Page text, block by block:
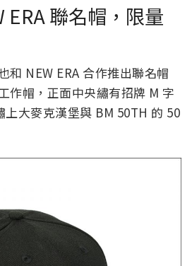
ERA 聯名帽，限量
和 NEW ERA 合作推出聯名帽
作帽，正面中央繡有招牌 M 字
大麥克漢堡與 BM 50TH 的 50